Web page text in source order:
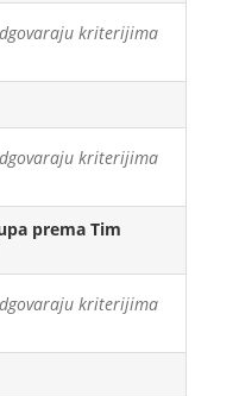
kriterijima
kriterijima
prema Tim
kriterijima